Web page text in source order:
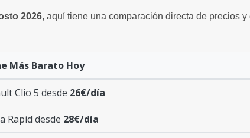
2026, aquí tiene una comparación directa de precios
Más Barato Hoy
Clio 5 desde 26€/día
Rapid desde 28€/día